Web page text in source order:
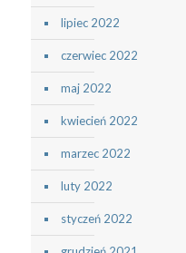
lipiec 2022
czerwiec 2022
maj 2022
kwiecień 2022
marzec 2022
luty 2022
styczeń 2022